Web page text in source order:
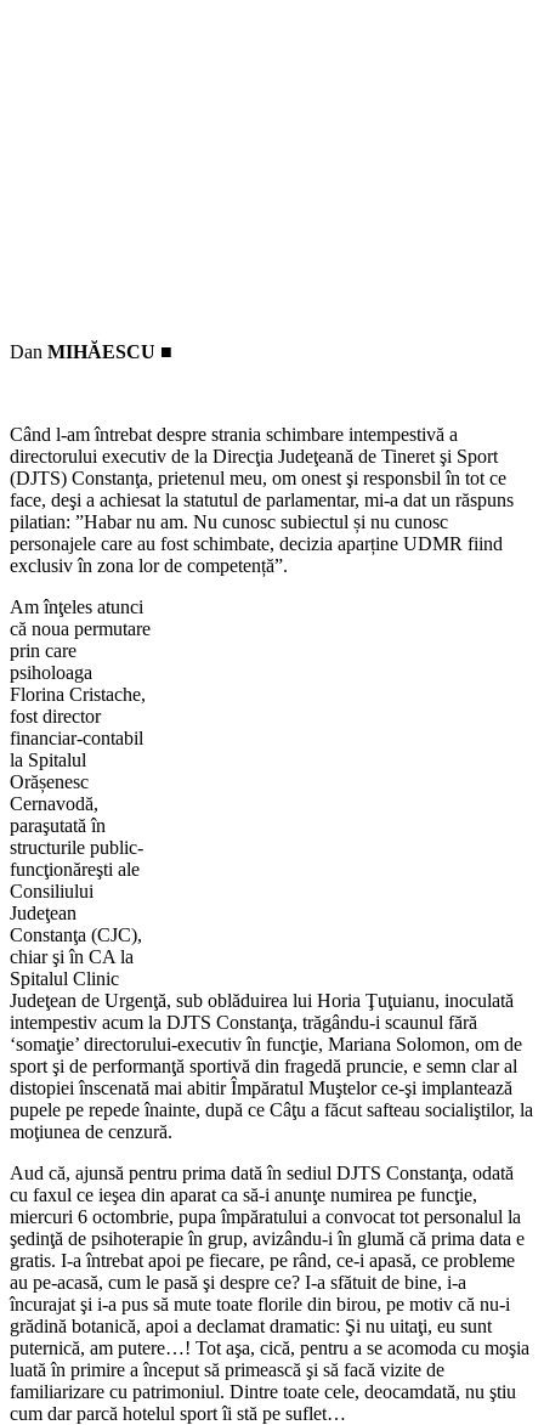
Dan MIHĂESCU ■
Când l-am întrebat despre strania schimbare intempestivă a
directorului executiv de la Direcţia Judeţeană de Tineret şi Sport
(DJTS) Constanţa, prietenul meu, om onest şi responsbil în tot ce
face, deşi a achiesat la statutul de parlamentar, mi-a dat un răspuns
pilatian: ”Habar nu am. Nu cunosc subiectul și nu cunosc
personajele care au fost schimbate, decizia aparține UDMR fiind
exclusiv în zona lor de competență”.
Am înţeles atunci
că noua permutare
prin care
psiholoaga
Florina Cristache,
fost director
financiar-contabil
la Spitalul
Orășenesc
Cernavodă,
paraşutată în
structurile public-
funcţionăreşti ale
Consiliului
Judeţean
Constanţa (CJC),
chiar şi în CA la
Spitalul Clinic
Judeţean de Urgenţă, sub oblăduirea lui Horia Ţuţuianu, inoculată
intempestiv acum la DJTS Constanţa, trăgându-i scaunul fără
‘somaţie’ directorului-executiv în funcţie, Mariana Solomon, om de
sport şi de performanţă sportivă din fragedă pruncie, e semn clar al
distopiei înscenată mai abitir Împăratul Muştelor ce-şi implantează
pupele pe repede înainte, după ce Câţu a făcut safteau socialiştilor, la
moţiunea de cenzură.
Aud că, ajunsă pentru prima dată în sediul DJTS Constanţa, odată
cu faxul ce ieşea din aparat ca să-i anunţe numirea pe funcţie,
miercuri 6 octombrie, pupa împăratului a convocat tot personalul la
şedinţă de psihoterapie în grup, avizându-i în glumă că prima data e
gratis. I-a întrebat apoi pe fiecare, pe rând, ce-i apasă, ce probleme
au pe-acasă, cum le pasă şi despre ce? I-a sfătuit de bine, i-a
încurajat şi i-a pus să mute toate florile din birou, pe motiv că nu-i
grădină botanică, apoi a declamat dramatic: Şi nu uitaţi, eu sunt
puternică, am putere…! Tot aşa, cică, pentru a se acomoda cu moşia
luată în primire a început să primească şi să facă vizite de
familiarizare cu patrimoniul. Dintre toate cele, deocamdată, nu ştiu
cum dar parcă hotelul sport îi stă pe suflet…